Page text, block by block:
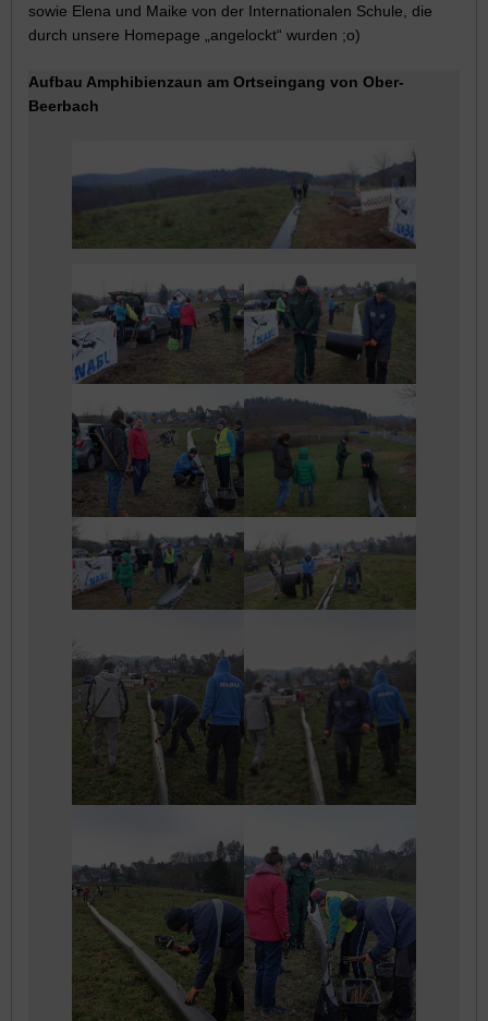
sowie Elena und Maike von der Internationalen Schule, die
durch unsere Homepage „angelockt“ wurden ;o)
Aufbau Amphibienzaun am Ortseingang von Ober-
Beerbach